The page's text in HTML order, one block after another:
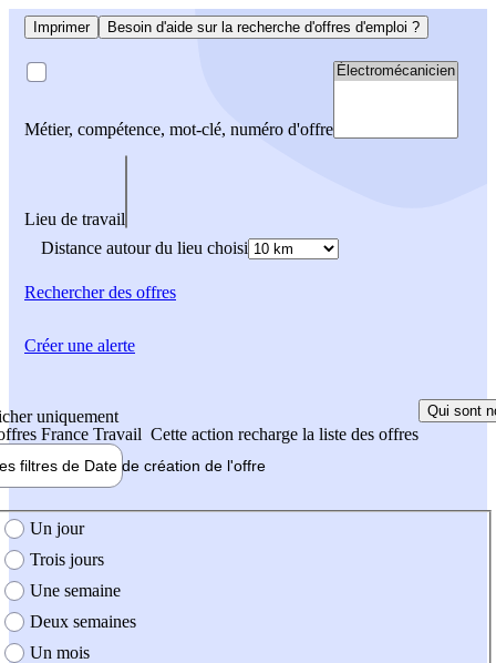
Imprimer Besoin d'aide sur la recherche d'offres d'emploi ?
Métier, compétence, mot-clé, numéro d'offre
Lieu de travail
Distance autour du lieu choisi
Rechercherdes offres
uniquement
France Travail Cette action recharge la liste des offres
Qui sont
filtres de Date de création de l'offre
création de l'offre
Un jour
Trois jours
Une semaine
Deux semaines
Un mois
Créer une alerte